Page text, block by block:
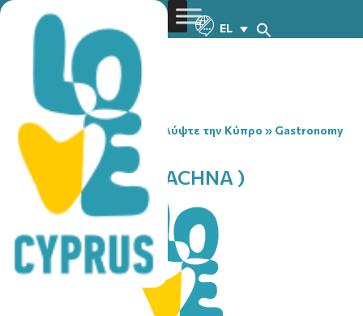
EL
You are here:Home» Ανακαλύψτε την Κύπρο » Gastronomy
» LINOS TAVERN ( PACHNA )
LINOS TAVERN ( PACHNA )